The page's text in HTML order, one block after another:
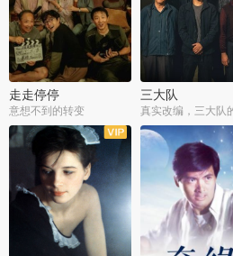
走走停停
意想不到的转变
三大队